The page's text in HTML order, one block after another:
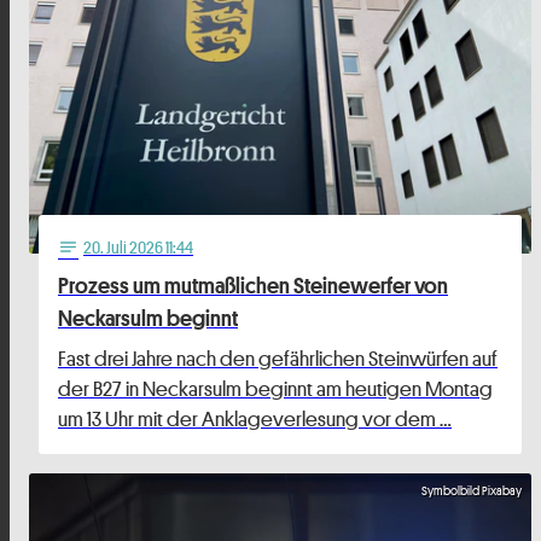
notes 20. Juli 2026 11:44
Prozess um mutmaßlichen Steinewerfer von
Neckarsulm beginnt
Fast drei Jahre nach den gefährlichen Steinwürfen auf
der B27 in Neckarsulm beginnt am heutigen Montag
um 13 Uhr mit der Anklageverlesung vor dem …
Symbolbild Pixabay